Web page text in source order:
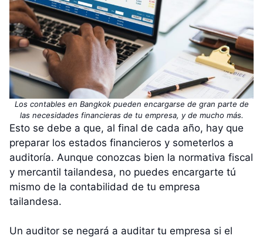
Los contables en Bangkok pueden encargarse de gran parte de
las necesidades financieras de tu empresa, y de mucho más.
Esto se debe a que, al final de cada año, hay que
preparar los estados financieros y someterlos a
auditoría. Aunque conozcas bien la normativa fiscal
y mercantil tailandesa, no puedes encargarte tú
mismo de la contabilidad de tu empresa
tailandesa.
Un auditor se negará a auditar tu empresa si el